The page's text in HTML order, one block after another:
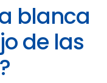
blanca
de las